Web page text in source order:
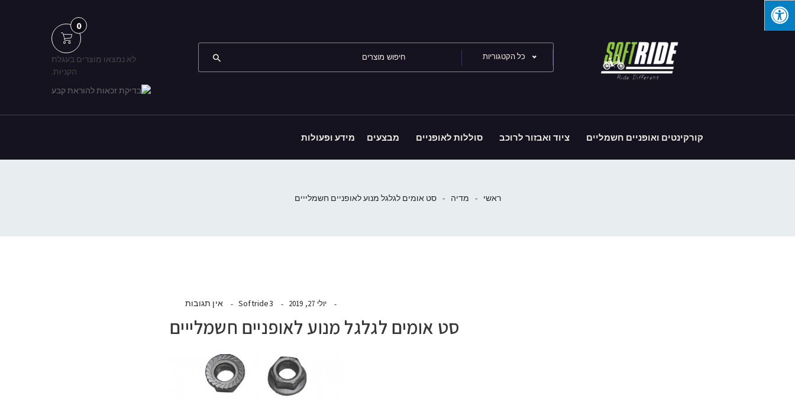
כל הקטגוריות
0
לא נמצאו מוצרים בעגלת
הקניות.
קורקינטים ואופניים חשמליים ציוד ואבזור לרוכב סוללות לאופניים מבצעים מידע ופעולות
ראשי - מדיה - סט אומים לגלגל מנוע לאופניים חשמלייים
יולי 27, 2019 Softride3 אין תגובות
סט אומים לגלגל מנוע לאופניים חשמלייים